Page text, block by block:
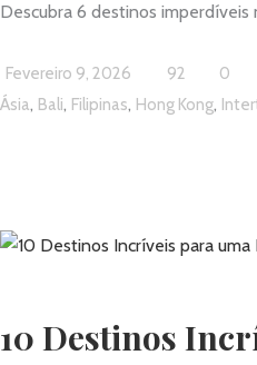
Descubra 6 destinos imperdíveis
Fevereiro 9, 2026 92 0
Ásia, Bali, Filipinas, Hong Kong,
10 Destinos